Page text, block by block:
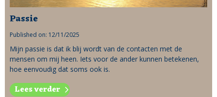
Passie
Published on: 12/11/2025
Mijn passie is dat ik blij wordt van de contacten met de
mensen om mij heen. Iets voor de ander kunnen betekenen,
hoe eenvoudig dat soms ook is.
Lees verder